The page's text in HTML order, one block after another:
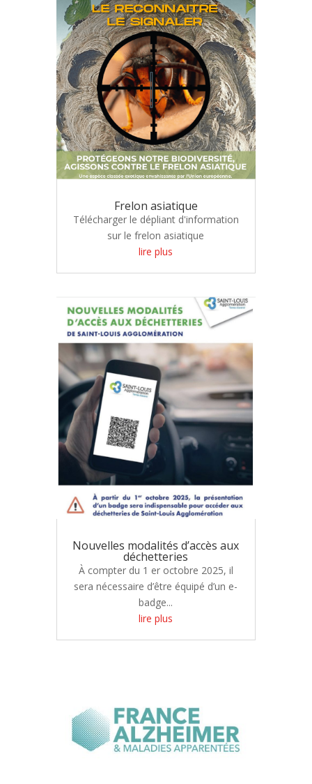
Frelon asiatique
Télécharger le dépliant d'information
sur le frelon asiatique
lire plus
Nouvelles modalités d’accès aux
déchetteries
À compter du 1 er octobre 2025, il
sera nécessaire d’être équipé d’un e-
badge...
lire plus